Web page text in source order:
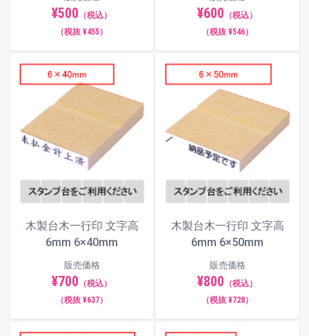
¥500 （税込）
（税抜 ¥455）
¥600 （税込）
（税抜 ¥546）
木製台木一行印 文字高
6mm 6×40mm
販売価格
¥700 （税込）
（税抜 ¥637）
木製台木一行印 文字高
6mm 6×50mm
販売価格
¥800 （税込）
（税抜 ¥728）